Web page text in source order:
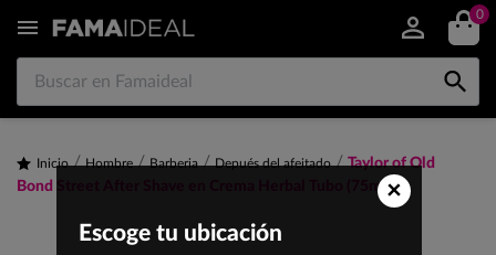
 0

Inicio Hombre Barberia Depués del afeitado
Taylor of Old
Bond Street After Shave en Crema Herbal Tubo (75ml)×
Escoge tu ubicación